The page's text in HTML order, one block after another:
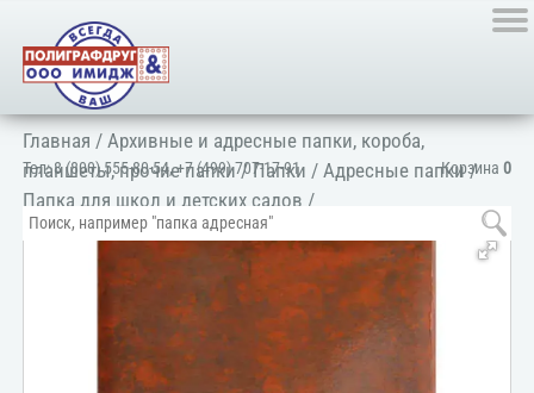
Корзина 0
Тел:8 (800) 555-80-54,+7 (499) 707-17-91
Главная /Архивные и адресные папки, короба,
планшеты, прочие папки/Папки /Адресные папки/
Папка для школ и детских садов /